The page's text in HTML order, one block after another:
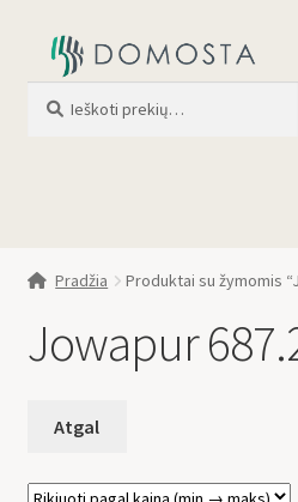
Profilis
Pradžia Produktai su žymomis
Jowapur